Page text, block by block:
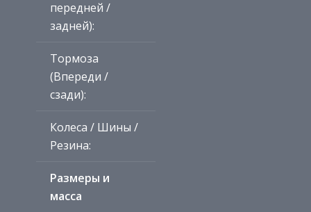
передней /
задней):
Тормоза
(Впереди /
сзади):
Колеса / Шины /
Резина:
Размеры и
масса